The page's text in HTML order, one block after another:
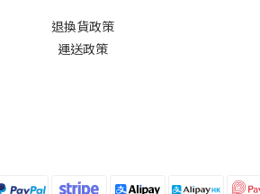
退換貨政策
運送政策